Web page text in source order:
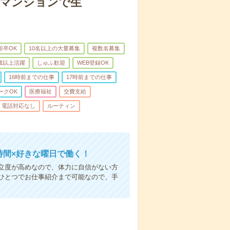
卒OK 10名以上の大量募集 複数名募集
以上活躍 しゅふ歓迎 WEB登録OK
16時前までの仕事 17時前までの仕事
クOK 医療福祉 交費支給
電話対応なし ルーティン
×好きな曜日で働く！
が高めなので、体力に自信がない方
つでお仕事紹介まで可能なので、手